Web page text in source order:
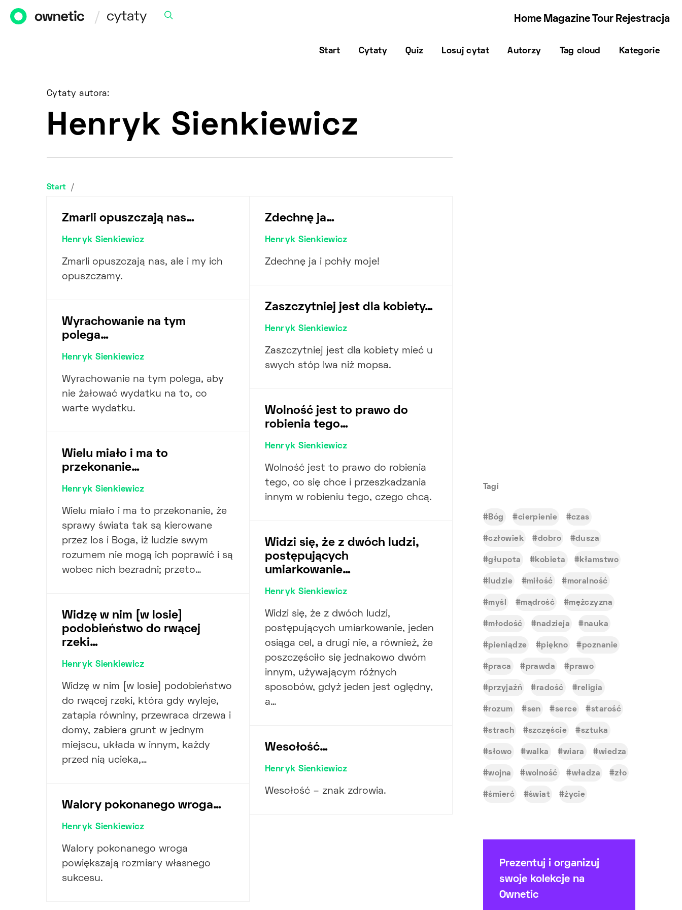
Home Magazine Tour Rejestracja
Start Cytaty Quiz Losuj cytat Autorzy Tag cloud Kategorie
Cytaty autora:
Henryk Sienkiewicz
Start /
Zmarli opuszczają nas…
Henryk Sienkiewicz
Zmarli opuszczają nas, ale i my ich
opuszczamy.
Wyrachowanie na tym
polega…
Henryk Sienkiewicz
Wyrachowanie na tym polega, aby
nie żałować wydatku na to, co
warte wydatku.
Wielu miało i ma to
przekonanie…
Henryk Sienkiewicz
Wielu miało i ma to przekonanie, że
sprawy świata tak są kierowane
przez los i Boga, iż ludzie swym
rozumem nie mogą ich poprawić i są
wobec nich bezradni; przeto…
Widzę w nim [w losie]
podobieństwo do rwącej
rzeki…
Henryk Sienkiewicz
Widzę w nim [w losie] podobieństwo
do rwącej rzeki, która gdy wyleje,
zatapia równiny, przewraca drzewa i
domy, zabiera grunt w jednym
miejscu, układa w innym, każdy
przed nią ucieka,…
Walory pokonanego wroga…
Henryk Sienkiewicz
Walory pokonanego wroga
powiększają rozmiary własnego
sukcesu.
Zdechnę ja…
Henryk Sienkiewicz
Zdechnę ja i pchły moje!
Zaszczytniej jest dla kobiety…
Henryk Sienkiewicz
Zaszczytniej jest dla kobiety mieć u
swych stóp lwa niż mopsa.
Wolność jest to prawo do
robienia tego…
Henryk Sienkiewicz
Wolność jest to prawo do robienia
tego, co się chce i przeszkadzania
innym w robieniu tego, czego chcą.
Widzi się, że z dwóch ludzi,
postępujących
umiarkowanie…
Henryk Sienkiewicz
Widzi się, że z dwóch ludzi,
postępujących umiarkowanie, jeden
osiąga cel, a drugi nie, a również, że
poszczęściło się jednakowo dwóm
innym, używającym różnych
sposobów, gdyż jeden jest oględny,
a…
Wesołość…
Henryk Sienkiewicz
Wesołość – znak zdrowia.
Tagi
Bóg cierpienie czas
człowiek dobro dusza
głupota kobieta kłamstwo
ludzie miłość moralność
myśl mądrość mężczyzna
młodość nadzieja nauka
pieniądze piękno poznanie
praca prawda prawo
przyjaźń radość religia
rozum sen serce starość
strach szczęście sztuka
słowo walka wiara wiedza
wojna wolność władza zło
śmierć świat życie
Prezentuj i organizuj
swoje kolekcje na
Ownetic